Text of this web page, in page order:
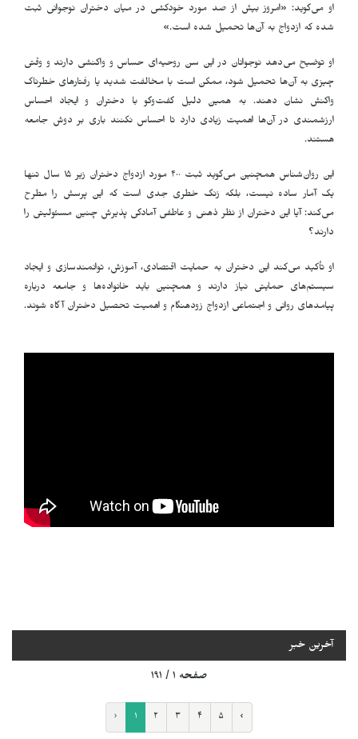
او می‌گوید: «امروز بیش از صد مورد خودکشی در میان دختران نوجوانی ثبت
شده که ازدواج به آن‌ها تحمیل شده است.
»
او توضیح می‌دهد نوجوانان در این سن روحیه‌ای حساس و واکنشی دارند و وقتی
چیزی به آن‌ها تحمیل شود، ممکن است با مخالفت شدید یا رفتارهای خطرناک
واکنش نشان دهند. به همین دلیل گفت‌وگو با دختران و ایجاد احساس
ارزشمندی در آن‌ها اهمیت زیادی دارد تا احساس نکنند باری بر دوش جامعه
هستند.
این روان‌شناس همچنین می‌گوید ثبت ۴۰۰ مورد ازدواج دختران زیر ۱۵ سال تنها
یک آمار ساده نیست، بلکه زنگ خطری جدی است که این پرسش را مطرح
می‌کند: آیا این دختران از نظر ذهنی و عاطفی آمادگی پذیرش چنین مسئولیتی را
دارند؟
او تأکید می‌کند این دختران به حمایت اقتصادی، آموزش، توانمندسازی و ایجاد
سیستم‌های حمایتی نیاز دارند و همچنین باید خانواده‌ها و جامعه درباره
پیامدهای روانی و اجتماعی ازدواج زودهنگام و اهمیت تحصیل دختران آگاه شوند.
آخرین خبر
صفحه ۱ / ۱۹۱
‹ ۱ ۲ ۳ ۴ ۵ ›